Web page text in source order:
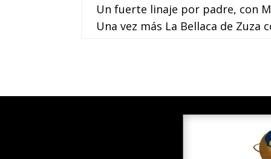
Un fuerte linaje por padre, con
Una vez más La Bellaca de